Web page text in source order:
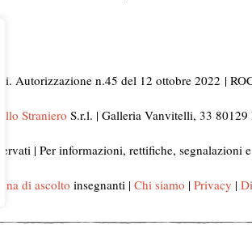
Autorizzazione n.45 del 12 ottobre 2022 |
Straniero S.r.l. | Galleria Vanvitelli, 33
| Per informazioni, rettifiche, segnalazioni
di ascolto insegnanti | Chi siamo | Privacy |